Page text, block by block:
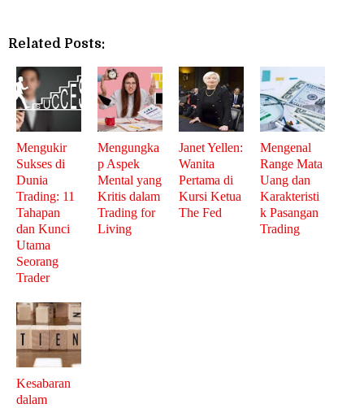
Related Posts:
Mengukir
Sukses di
Dunia
Trading: 11
Tahapan
dan Kunci
Utama
Seorang
Trader
Mengungka
p Aspek
Mental yang
Kritis dalam
Trading for
Living
Janet Yellen:
Wanita
Pertama di
Kursi Ketua
The Fed
Mengenal
Range Mata
Uang dan
Karakteristi
k Pasangan
Trading
Kesabaran
dalam